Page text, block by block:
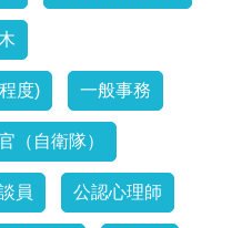
度) 一般事務
（自衛隊）
員 公認心理師